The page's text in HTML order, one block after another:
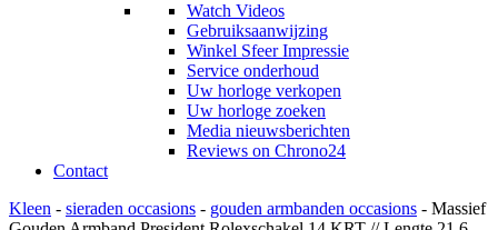
Watch Videos
Gebruiksaanwijzing
Winkel Sfeer Impressie
Service onderhoud
Uw horloge verkopen
Uw horloge zoeken
Media nieuwsberichten
Reviews on Chrono24
Contact
Kleen - sieraden occasions - gouden armbanden occasions - Massief